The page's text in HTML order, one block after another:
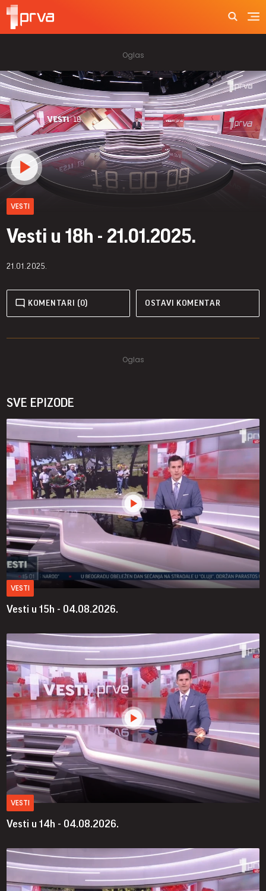
VESTI
Vesti u 18h - 21.01.2025.
21.01.2025.
KOMENTARI (0) OSTAVI KOMENTAR
SVE EPIZODE
VESTI
Vesti u 15h - 04.08.2026.
VESTI
Vesti u 14h - 04.08.2026.